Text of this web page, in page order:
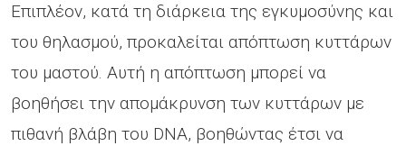
Επιπλέον, κατά τη διάρκεια της εγκυμοσύνης και
του θηλασμού, προκαλείται απόπτωση κυττάρων
του μαστού. Αυτή η απόπτωση μπορεί να
βοηθήσει την απομάκρυνση των κυττάρων με
πιθανή βλάβη του DNA, βοηθώντας έτσι να